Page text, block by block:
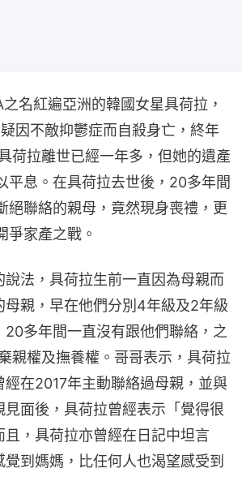
名紅遍亞洲的韓國女星具荷拉，
因不敵抑鬱症而自殺身亡，終年
荷拉離世已經一年多，但她的遺產
平息。在具荷拉去世後，20多年間
絕聯絡的親母，竟然現身喪禮，更
爭家產之戰。
法，具荷拉生前一直因為母親而
母親，早在他們分別4年級及2年級
20多年間一直沒有跟他們聯絡，之
親權及撫養權。哥哥表示，具荷拉
經在2017年主動聯絡過母親，並與
面後，具荷拉曾經表示「覺得很
且，具荷拉亦曾經在日記中坦言
覺到媽媽，比任何人也渴望感受到